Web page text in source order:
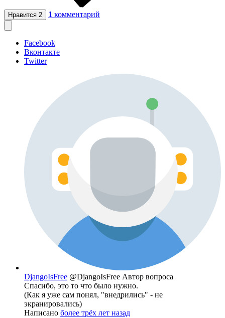
Нравится 2 1 комментарий
Facebook
Вконтакте
Twitter
DjangoIsFree @DjangoIsFree Автор вопроса
Спасибо, это то что было нужно.
(Как я уже сам понял, "внедрились" - не
экранировались)
Написано более трёх лет назад